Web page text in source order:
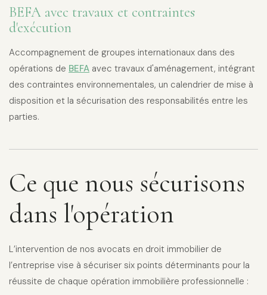
BEFA avec travaux et contraintes
d'exécution
Accompagnement de groupes internationaux dans des
opérations de BEFA avec travaux d'aménagement, intégrant
des contraintes environnementales, un calendrier de mise à
disposition et la sécurisation des responsabilités entre les
parties.
Ce que nous sécurisons
dans l'opération
L’intervention de nos avocats en droit immobilier de
l’entreprise vise à sécuriser six points déterminants pour la
réussite de chaque opération immobilière professionnelle :